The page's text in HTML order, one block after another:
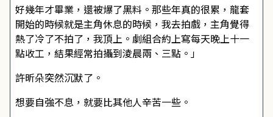
好幾年才畢業，還被爆了黑料。那些年真的很累，龍套
開始的時候就是主角休息的時候，我去拍戲，主角覺得
熱了冷了不拍了，我頂上。劇組合約上寫每天晚上十一
點收工，結果經常拍攝到淩晨兩、三點。」
許昕朵突然沉默了。
想要自強不息，就要比其他人辛苦一些。